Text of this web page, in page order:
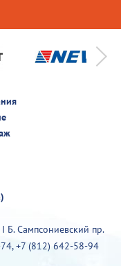
Б. Сампсониевский пр.
,+7 (812) 642-58-94